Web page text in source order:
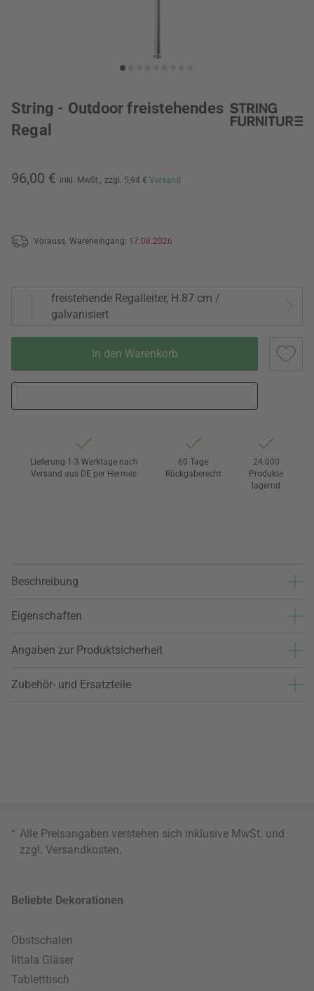
String - Outdoor freistehendes
Regal
96,00 € inkl. MwSt., zzgl. 5,94 € Versand
Vorauss. Wareneingang: 17.08.2026
freistehende Regalleiter, H 87 cm /
galvanisiert
In den Warenkorb
Lieferung 1-3 Werktage nach
Versand aus DE per Hermes
60 Tage
Rückgaberecht
24.000
Produkte
lagernd
Beschreibung
Eigenschaften
Angaben zur Produktsicherheit
Zubehör- und Ersatzteile
* Alle Preisangaben verstehen sich inklusive MwSt. und
zzgl. Versandkosten
Beliebte Dekorationen
Obstschalen
Iittala Gläser
Tabletttisch